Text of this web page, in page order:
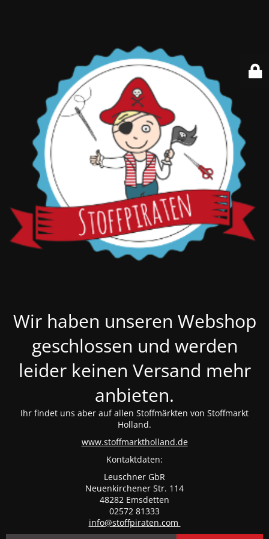
Wir haben unseren Webshop
geschlossen und werden
leider keinen Versand mehr
anbieten.
Ihr findet uns aber auf allen Stoffmärkten von Stoffmarkt
Holland.
www.stoffmarktholland.de
Kontaktdaten:
Leuschner GbR
Neuenkirchener Str. 114
48282 Emsdetten
02572 81333
info@stoffpiraten.com